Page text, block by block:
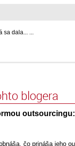
dala... ...
blogera
čo prináša jeho